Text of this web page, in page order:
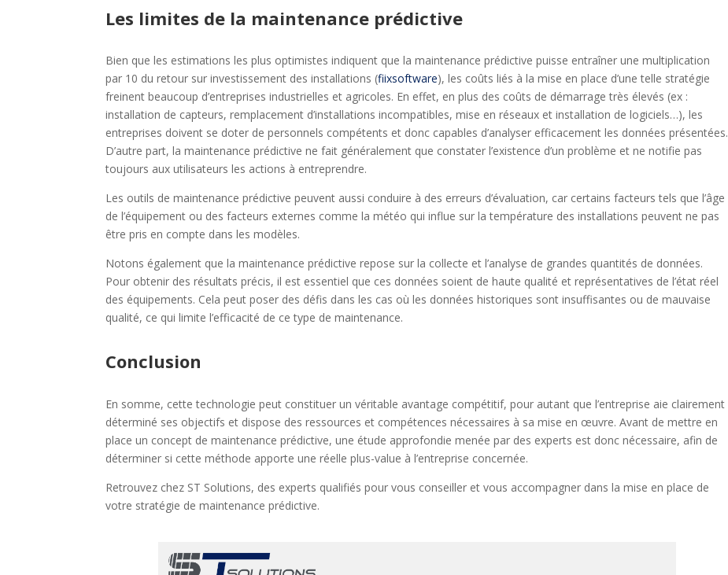
Les limites de la maintenance prédictive
Bien que les estimations les plus optimistes indiquent que la maintenance prédictive puisse entraîner une multiplication
par 10 du retour sur investissement des installations (fiixsoftware), les coûts liés à la mise en place d’une telle stratégie
freinent beaucoup d’entreprises industrielles et agricoles. En effet, en plus des coûts de démarrage très élevés (ex :
installation de capteurs, remplacement d’installations incompatibles, mise en réseaux et installation de logiciels…), les
entreprises doivent se doter de personnels compétents et donc capables d’analyser efficacement les données présentées.
D’autre part, la maintenance prédictive ne fait généralement que constater l’existence d’un problème et ne notifie pas
toujours aux utilisateurs les actions à entreprendre.
Les outils de maintenance prédictive peuvent aussi conduire à des erreurs d’évaluation, car certains facteurs tels que l’âge
de l’équipement ou des facteurs externes comme la météo qui influe sur la température des installations peuvent ne pas
être pris en compte dans les modèles.
Notons également que la maintenance prédictive repose sur la collecte et l’analyse de grandes quantités de données.
Pour obtenir des résultats précis, il est essentiel que ces données soient de haute qualité et représentatives de l’état réel
des équipements. Cela peut poser des défis dans les cas où les données historiques sont insuffisantes ou de mauvaise
qualité, ce qui limite l’efficacité de ce type de maintenance.
Conclusion
En somme, cette technologie peut constituer un véritable avantage compétitif, pour autant que l’entreprise aie clairement
déterminé ses objectifs et dispose des ressources et compétences nécessaires à sa mise en œuvre. Avant de mettre en
place un concept de maintenance prédictive, une étude approfondie menée par des experts est donc nécessaire, afin de
déterminer si cette méthode apporte une réelle plus-value à l’entreprise concernée.
Retrouvez chez ST Solutions, des experts qualifiés pour vous conseiller et vous accompagner dans la mise en place de
votre stratégie de maintenance prédictive.